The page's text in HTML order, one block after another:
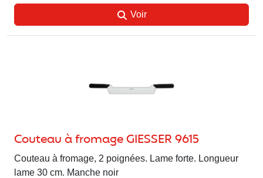
Voir
Couteau à fromage GIESSER 9615
Couteau à fromage, 2 poignées. Lame forte. Longueur
lame 30 cm. Manche noir